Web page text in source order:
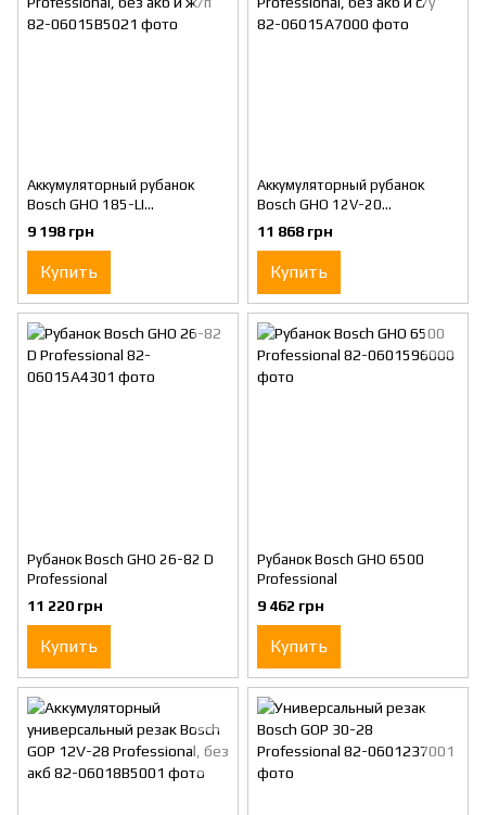
Аккумуляторный рубанок
Bosch GHO 185-LI
Professional, без акб и ж/п
9 198 грн
Купить
Аккумуляторный рубанок
Bosch GHO 12V-20
Professional, без акб и с/у
11 868 грн
Купить
Рубанок Bosch GHO 26-82 D
Professional
11 220 грн
Купить
Рубанок Bosch GHO 6500
Professional
9 462 грн
Купить